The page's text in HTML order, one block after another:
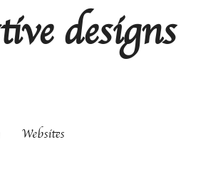
designs
Websites